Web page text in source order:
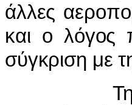
άλλες
και o λόγoς
σύγκριση με
Τηv